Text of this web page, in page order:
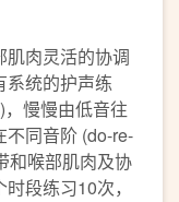
肉灵活的协调
系统的护声练
慢慢由低音往
同音阶 (do-re-
和喉部肌肉及协
段练习10次，